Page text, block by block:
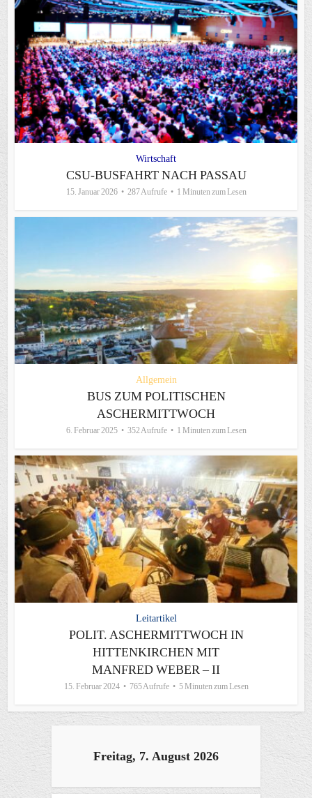
Wirtschaft
CSU-BUSFAHRT NACH PASSAU
15. Januar 2026 287 Aufrufe 1 Minuten zum Lesen
Allgemein
BUS ZUM POLITISCHEN
ASCHERMITTWOCH
6. Februar 2025 352 Aufrufe 1 Minuten zum Lesen
Leitartikel
POLIT. ASCHERMITTWOCH IN
HITTENKIRCHEN MIT
MANFRED WEBER – II
15. Februar 2024 765 Aufrufe 5 Minuten zum Lesen
Freitag, 7. August 2026